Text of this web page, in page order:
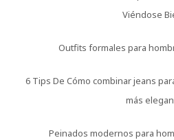
Viéndose
Outfits formales para
6 Tips De Cómo combinar jeans
más
Peinados modernos para